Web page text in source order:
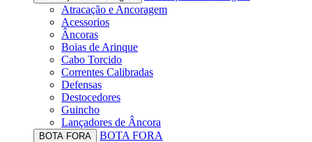
Atracação e Ancoragem
Acessorios
Âncoras
Boias de Arinque
Cabo Torcido
Correntes Calibradas
Defensas
Destocedores
Guincho
Lançadores de Âncora
BOTA FORA
BOTA FORA